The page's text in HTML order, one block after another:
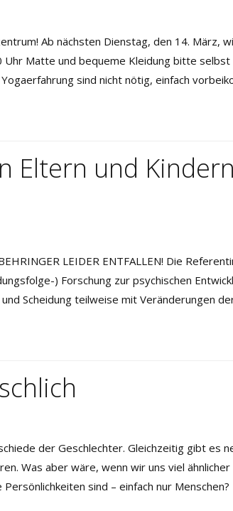
Ab nächsten Dienstag, den 14. März,
Matte und bequeme Kleidung bitte
sind nicht nötig, einfach
Eltern und
LEIDER ENTFALLEN! Die
) Forschung zur psychischen
Scheidung teilweise mit Veränderungen
der Geschlechter. Gleichzeitig gibt es
Was aber wäre, wenn wir uns viel
sind – einfach nur